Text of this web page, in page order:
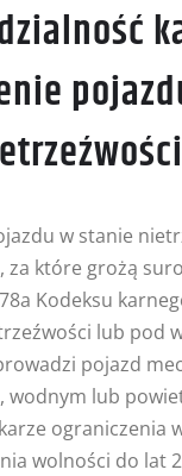
w stanie
za które grożą
Kodeksu
lub pod
pojazd
wodnym lub
ograniczenia
wolności do lat